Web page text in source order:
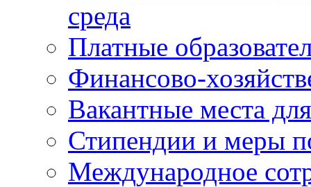
среда
Платные
Финансово-
Вакантные места
Стипендии и меры
Международное